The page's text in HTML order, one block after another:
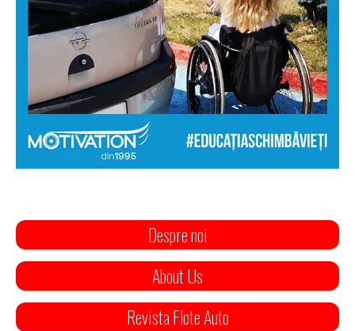
Despre noi
About Us
Revista Flote Auto